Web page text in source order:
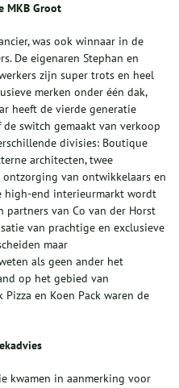
MKB Groot
was ook winnaar in de
De eigenaren Stephan en
zijn super trots en heel
merken onder één dak,
heeft de vierde generatie
switch gemaakt van verkoop
divisies: Boutique
architecten, twee
van ontwikkelaars en
high-end interieurmarkt wordt
partners van Co van der Horst
van prachtige en exclusieve
maar
als geen ander het
op het gebied van
en Koen Pack waren de
kwamen in aanmerking voor